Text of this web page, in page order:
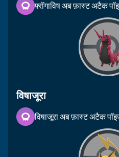
फ़्रॉगाविष अब फ़ास्ट अटैक
विषाजूरा
विषाजूरा अब फ़ास्ट अटैक